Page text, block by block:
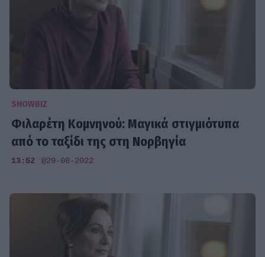
SHOWBIZ
Φιλαρέτη Κομνηνού: Μαγικά στιγμιότυπα
από το ταξίδι της στη Νορβηγία
13:52 @29-08-2022